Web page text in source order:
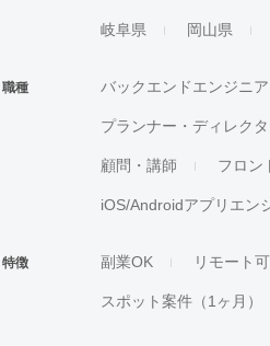
岐阜県 岡山県
職種 バックエンドエンジニア
プランナー・ディレク
顧問・講師 フロン
iOS/Androidアプリエン
特徴 副業OK リモート可
スポット案件（1ヶ月）